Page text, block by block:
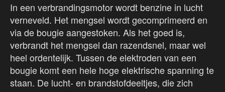
In een verbrandingsmotor wordt benzine in lucht
verneveld. Het mengsel wordt gecomprimeerd en
via de bougie aangestoken. Als het goed is,
verbrandt het mengsel dan razendsnel, maar wel
heel ordentelijk. Tussen de elektroden van een
bougie komt een hele hoge elektrische spanning te
staan. De lucht- en brandstofdeeltjes, die zich